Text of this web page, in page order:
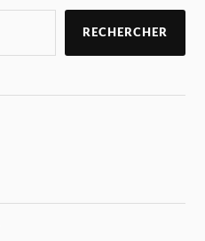
RECHERCHER